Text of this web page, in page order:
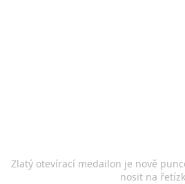
Zlatý otevírací medailon je nově
nosit na